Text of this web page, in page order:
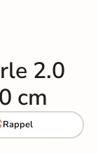
2.0
cm
Rappel